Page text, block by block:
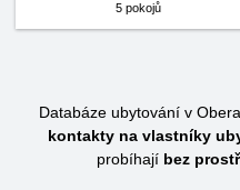
5 pokojů
Databáze ubytování v
kontakty na vlastníky
probíhají bez